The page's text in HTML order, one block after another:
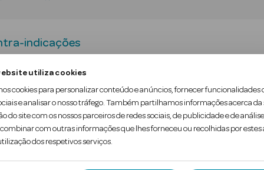
utiliza cookies
cookies para personalizar conteúdo e anúncios, fornecer funcionalidades
e analisar o nosso tráfego. Também partilhamos informações acerca da
do site com os nossos parceiros de redes sociais, de publicidade e de
com outras informações que lhes forneceu ou recolhidas por estes
dos respetivos serviços.
indicações
pernas cansadas, pesadas e inchadas.
nas nádegas. Com calcanhar anatómico.